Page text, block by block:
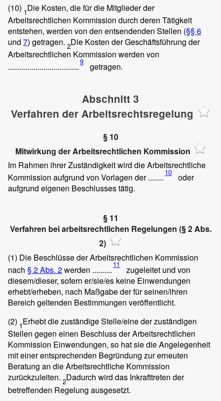
(10) 1Die Kosten, die für die Mitglieder der
Arbeitsrechtlichen Kommission durch deren Tätigkeit
entstehen, werden von den entsendenden Stellen (§§ 6
und 7) getragen. 2Die Kosten der Geschäftsführung der
Arbeitsrechtlichen Kommission werden von
....................................9 getragen.
Abschnitt 3
Verfahren der Arbeitsrechtsregelung
§ 10
Mitwirkung der Arbeitsrechtlichen Kommission
Im Rahmen ihrer Zuständigkeit wird die Arbeitsrechtliche
Kommission aufgrund von Vorlagen der ........ 10
oder
aufgrund eigenen Beschlusses tätig.
§ 11
Verfahren bei arbeitsrechtlichen Regelungen (§ 2 Abs.
2)
(1) Die Beschlüsse der Arbeitsrechtlichen Kommission
nach § 2 Abs. 2werden .......... 11
zugeleitet und von
diesem/dieser, sofern er/sie/es keine Einwendungen
erhebt/erheben, nach Maßgabe der für seinen/ihren
Bereich geltenden Bestimmungen veröffentlicht.
(2) 1Erhebt die zuständige Stelle/eine der zuständigen
Stellen gegen einen Beschluss der Arbeitsrechtlichen
Kommission Einwendungen, so hat sie die Angelegenheit
mit einer entsprechenden Begründung zur erneuten
Beratung an die Arbeitsrechtliche Kommission
zurückzuleiten. 2Dadurch wird das Inkrafttreten der
betreffenden Regelung ausgesetzt.